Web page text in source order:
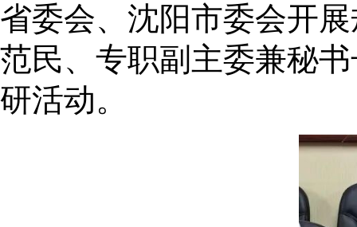
省委会、沈阳市委会开
范民、专职副主委兼秘
研活动。